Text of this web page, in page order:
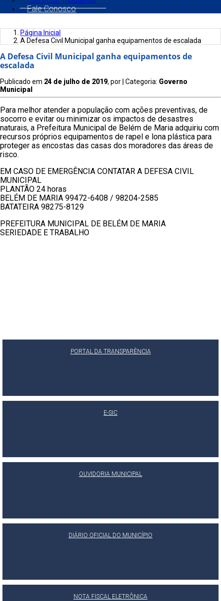
Fale Conosco
Página Inicial
A Defesa Civil Municipal ganha equipamentos de escalada
A Defesa Civil Municipal ganha equipamentos de
escalada
Publicado em 24 de julho de 2019, por | Categoria: Governo
Municipal
Para melhor atender a população com ações preventivas, de
socorro e evitar ou minimizar os impactos de desastres
naturais, a Prefeitura Municipal de Belém de Maria adquiriu com
recursos próprios equipamentos de rapel e lona plástica para
proteger as encostas das casas dos moradores das áreas de
risco.
EM CASO DE EMERGÊNCIA CONTATAR A DEFESA CIVIL
MUNICIPAL
PLANTÃO 24 horas
BELÉM DE MARIA 99472-6408 / 98204-2585
BATATEIRA 98275-8129
PREFEITURA MUNICIPAL DE BELÉM DE MARIA
SERIEDADE E TRABALHO
PORTAL DA TRANSPARÊNCIA
E-SIC
OUVIDORIA MUNICIPAL
DIÁRIO OFICIAL DO MUNICÍPIO
NOTA FISCAL ELETRÔNICA